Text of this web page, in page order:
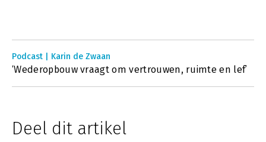
Podcast | Karin de Zwaan
‘Wederopbouw vraagt om vertrouwen, ruimte en lef’
Deel dit artikel